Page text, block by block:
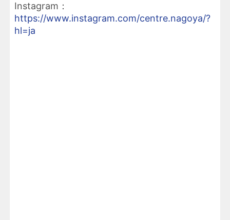
Instagram：
https://www.instagram.com/centre.nagoya/?
hl=ja